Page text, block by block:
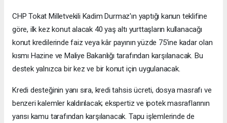
CHP Tokat Milletvekili Kadim Durmaz'ın yaptığı kanun teklifine
göre, ilk kez konut alacak 40 yaş altı yurttaşların kullanacağı
konut kredilerinde faiz veya kâr payının yüzde 75'ine kadar olan
kısmı Hazine ve Maliye Bakanlığı tarafından karşılanacak. Bu
destek yalnızca bir kez ve bir konut için uygulanacak.
Kredi desteğinin yanı sıra, kredi tahsis ücreti, dosya masrafı ve
benzeri kalemler kaldırılacak; ekspertiz ve ipotek masraflarının
yarısı kamu tarafından karşılanacak. Tapu işlemlerinde de